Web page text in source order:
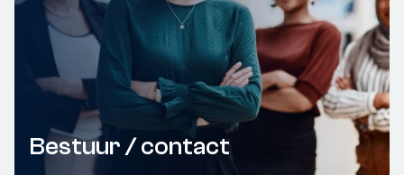
Bestuur / contact